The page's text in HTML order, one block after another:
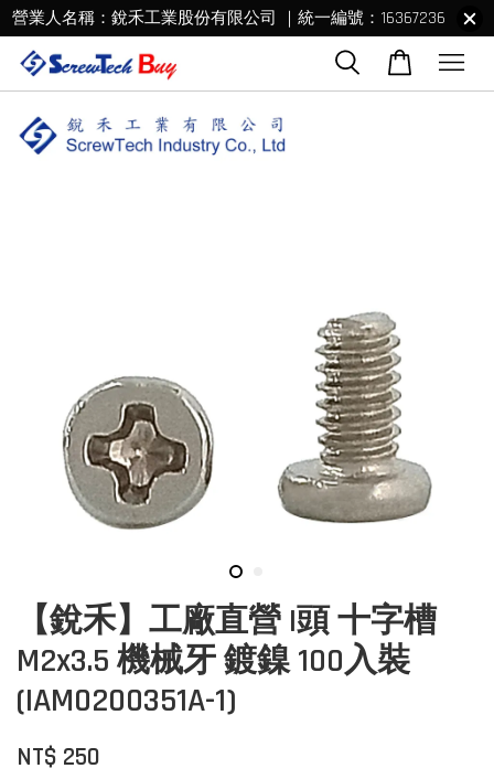
營業人名稱：銳禾工業股份有限公司 ｜統一編號：16367236
【銳禾】工廠直營 I頭 十字槽
M2x3.5 機械牙 鍍鎳 100入裝
(IAM0200351A-1)
NT$ 250